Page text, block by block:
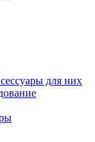
для них